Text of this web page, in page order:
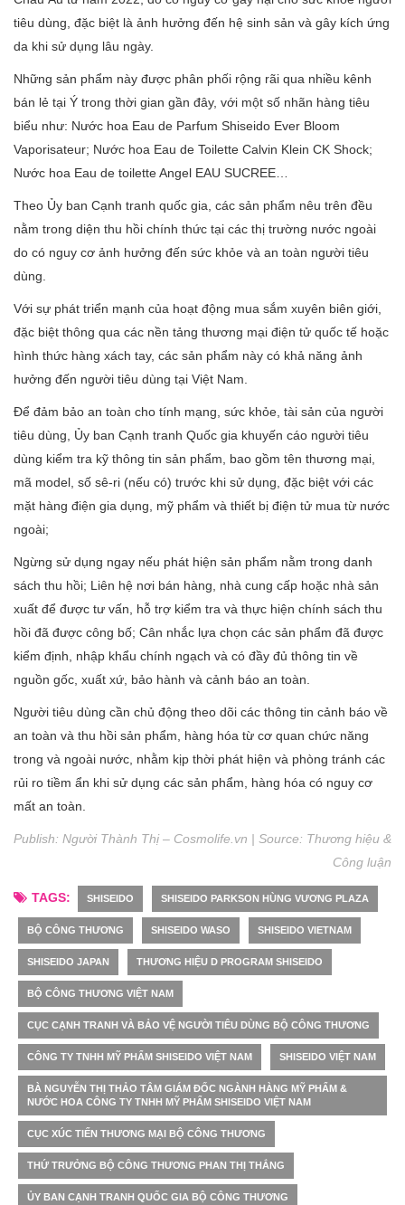
tiêu dùng, đặc biệt là ảnh hưởng đến hệ sinh sản và gây kích ứng
da khi sử dụng lâu ngày.
Những sản phẩm này được phân phối rộng rãi qua nhiều kênh
bán lẻ tại Ý trong thời gian gần đây, với một số nhãn hàng tiêu
biểu như: Nước hoa Eau de Parfum Shiseido Ever Bloom
Vaporisateur; Nước hoa Eau de Toilette Calvin Klein CK Shock;
Nước hoa Eau de toilette Angel EAU SUCREE…
Theo Ủy ban Cạnh tranh quốc gia, các sản phẩm nêu trên đều
nằm trong diện thu hồi chính thức tại các thị trường nước ngoài
do có nguy cơ ảnh hưởng đến sức khỏe và an toàn người tiêu
dùng.
Với sự phát triển mạnh của hoạt động mua sắm xuyên biên giới,
đặc biệt thông qua các nền tảng thương mại điện tử quốc tế hoặc
hình thức hàng xách tay, các sản phẩm này có khả năng ảnh
hưởng đến người tiêu dùng tại Việt Nam.
Để đảm bảo an toàn cho tính mạng, sức khỏe, tài sản của người
tiêu dùng, Ủy ban Cạnh tranh Quốc gia khuyến cáo người tiêu
dùng kiểm tra kỹ thông tin sản phẩm, bao gồm tên thương mại,
mã model, số sê-ri (nếu có) trước khi sử dụng, đặc biệt với các
mặt hàng điện gia dụng, mỹ phẩm và thiết bị điện tử mua từ nước
ngoài;
Ngừng sử dụng ngay nếu phát hiện sản phẩm nằm trong danh
sách thu hồi; Liên hệ nơi bán hàng, nhà cung cấp hoặc nhà sản
xuất để được tư vấn, hỗ trợ kiểm tra và thực hiện chính sách thu
hồi đã được công bố; Cân nhắc lựa chọn các sản phẩm đã được
kiểm định, nhập khẩu chính ngạch và có đầy đủ thông tin về
nguồn gốc, xuất xứ, bảo hành và cảnh báo an toàn.
Người tiêu dùng cần chủ động theo dõi các thông tin cảnh báo về
an toàn và thu hồi sản phẩm, hàng hóa từ cơ quan chức năng
trong và ngoài nước, nhằm kịp thời phát hiện và phòng tránh các
rủi ro tiềm ẩn khi sử dụng các sản phẩm, hàng hóa có nguy cơ
mất an toàn.
Publish: Người Thành Thị – Cosmolife.vn | Source: Thương hiệu &
Công luận
TAGS: SHISEIDO SHISEIDO PARKSON HÙNG VƯƠNG PLAZA
BỘ CÔNG THƯƠNG SHISEIDO WASO SHISEIDO VIETNAM
SHISEIDO JAPAN THƯƠNG HIỆU D PROGRAM SHISEIDO
BỘ CÔNG THƯƠNG VIỆT NAM
CỤC CẠNH TRANH VÀ BẢO VỆ NGƯỜI TIÊU DÙNG BỘ CÔNG THƯƠNG
CÔNG TY TNHH MỸ PHẨM SHISEIDO VIỆT NAM SHISEIDO VIỆT NAM
BÀ NGUYỄN THỊ THẢO TÂM GIÁM ĐỐC NGÀNH HÀNG MỸ PHẨM &
NƯỚC HOA CÔNG TY TNHH MỸ PHẨM SHISEIDO VIỆT NAM
CỤC XÚC TIẾN THƯƠNG MẠI BỘ CÔNG THƯƠNG
THỨ TRƯỞNG BỘ CÔNG THƯƠNG PHAN THỊ THẮNG
ỦY BAN CẠNH TRANH QUỐC GIA BỘ CÔNG THƯƠNG